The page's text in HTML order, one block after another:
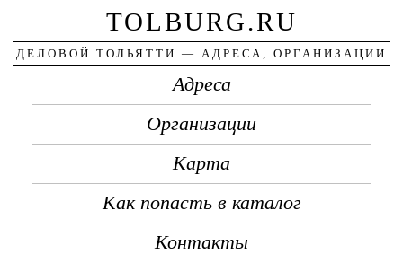
TOLBURG.RU
ДЕЛОВОЙ ТОЛЬЯТТИ — АДРЕСА, ОРГАНИЗАЦИИ
Адреса
Организации
Карта
Как попасть в каталог
Контакты